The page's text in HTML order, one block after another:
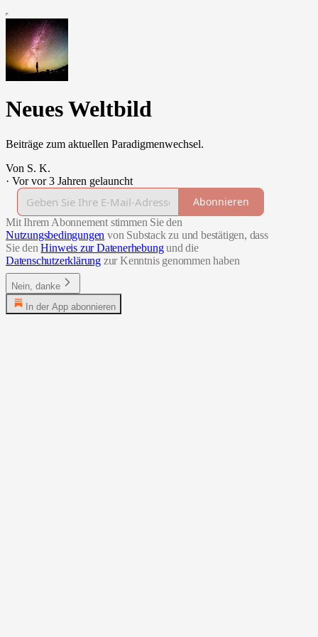
Neues Weltbild
Beiträge zum aktuellen Paradigmenwechsel.
Von S. K.
· Vor vor 3 Jahren gelauncht
Abonnieren
Mit Ihrem Abonnement stimmen Sie den
Nutzungsbedingungen von Substack zu und bestätigen, dass
Sie denHinweis zur Datenerhebungund die
Datenschutzerklärung zur Kenntnis genommen haben
Nein, danke
In der App abonnieren